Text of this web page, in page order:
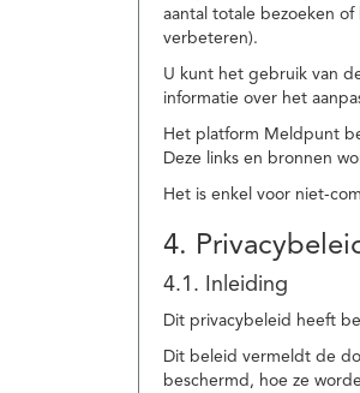
aantal totale bezoeken
verbeteren).
U kunt het gebruik van
informatie over het
Het platform Meldpunt
Deze links en bronnen
Het is enkel voor niet-
4.
4.1. Inleiding
Dit privacybeleid heeft
Dit beleid vermeldt de
beschermd, hoe ze